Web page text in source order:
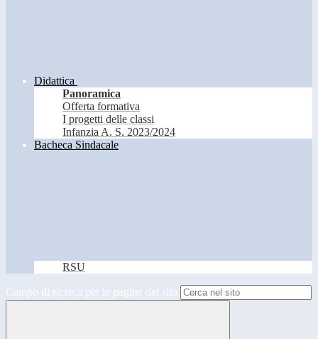
Didattica
Panoramica
Offerta formativa
I progetti delle classi
Infanzia A. S. 2023/2024
Bacheca Sindacale
RSU
Campo di ricerca per le pagine del sito